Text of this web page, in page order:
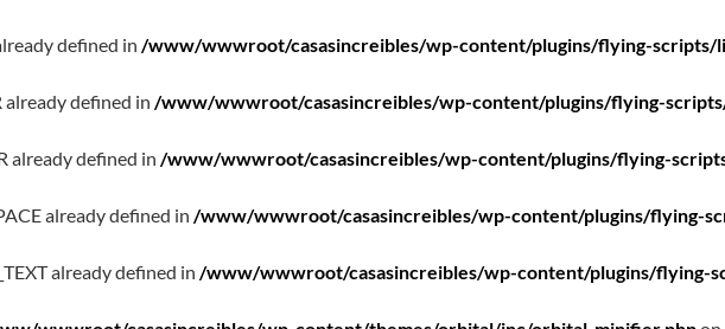
defined in /www/wwwroot/casasincreibles/wp-content/plugins/flying-scripts/
defined in /www/wwwroot/casasincreibles/wp-content/plugins/flying-
already defined in /www/wwwroot/casasincreibles/wp-content/plugins/flying-
already defined in /www/wwwroot/casasincreibles/wp-content/plugins/flying-
already defined in /www/wwwroot/casasincreibles/wp-content/plugins/flying-